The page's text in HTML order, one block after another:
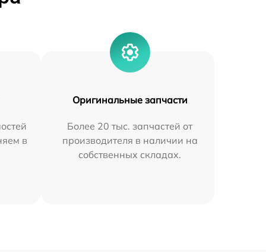
в
Оригинальные запчасти
Более 20 тыс. запчастей от
производителя в наличии на
собственных складах.